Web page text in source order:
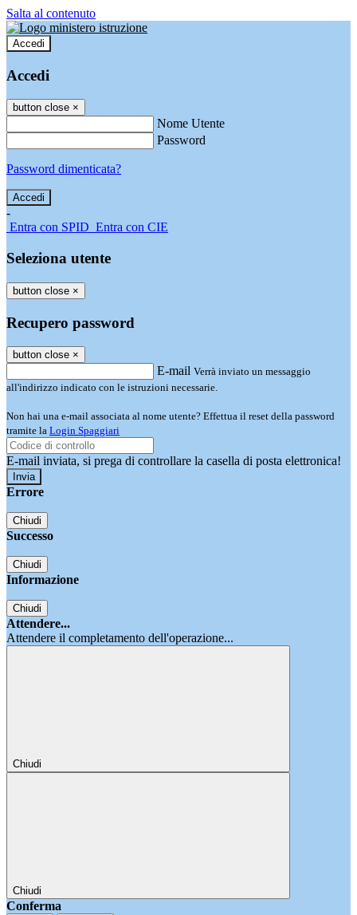
Salta al contenuto
Accedi
Accedi
button close ×
Nome Utente
Password
Password dimenticata?
-
Entra con SPID Entra con CIE
Seleziona utente
button close ×
Recupero password
button close ×
E-mail Verrà inviato un messaggio
all'indirizzo indicato con le istruzioni necessarie.
Non hai una e-mail associata al nome utente? Effettua il reset della password
tramite la Login Spaggiari
E-mail inviata, si prega di controllare la casella di posta elettronica!
Errore
Chiudi
Successo
Chiudi
Informazione
Chiudi
Attendere...
Attendere il completamento dell'operazione...
Chiudi
Chiudi
Conferma